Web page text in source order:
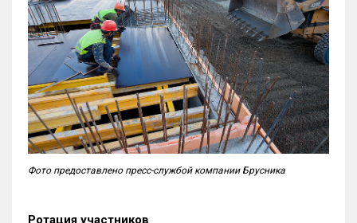
Фото предоставлено пресс-службой компании Брусника